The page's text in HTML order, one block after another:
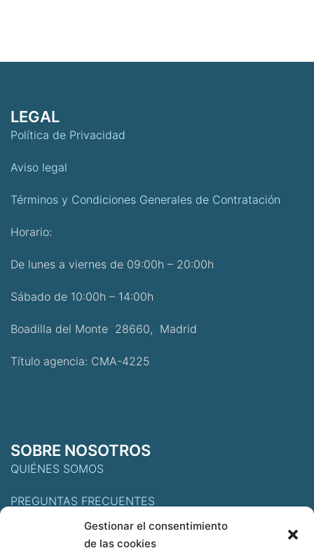
Gestionar el consentimiento
de las cookies
LEGAL
Política de Privacidad
Aviso legal
Términos y Condiciones Generales de Contratación
Horario:
De lunes a viernes de 09:00h – 20:00h
Sábado de 10:00h – 14:00h
Boadilla del Monte 28660, Madrid
Título agencia: CMA-4225
SOBRE NOSOTROS
QUIÉNES SOMOS
PREGUNTAS FRECUENTES